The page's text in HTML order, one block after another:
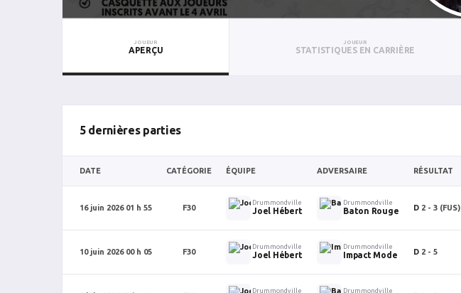
JOUEUR
APERÇU
JOUEUR
STATISTIQUES EN CARRIÈRE
5 dernières parties
DATE CATÉGORIE ÉQUIPE ADVERSAIRE RÉSULTAT
16 juin 2026 01 h 55 F30
Drummondville
Joel Hébert
Drummondville
Baton Rouge D 2 - 3 (FUS)
10 juin 2026 00 h 05 F30
Drummondville
Joel Hébert
Drummondville
Impact Mode D 2 - 5
Drummondville Drummondville